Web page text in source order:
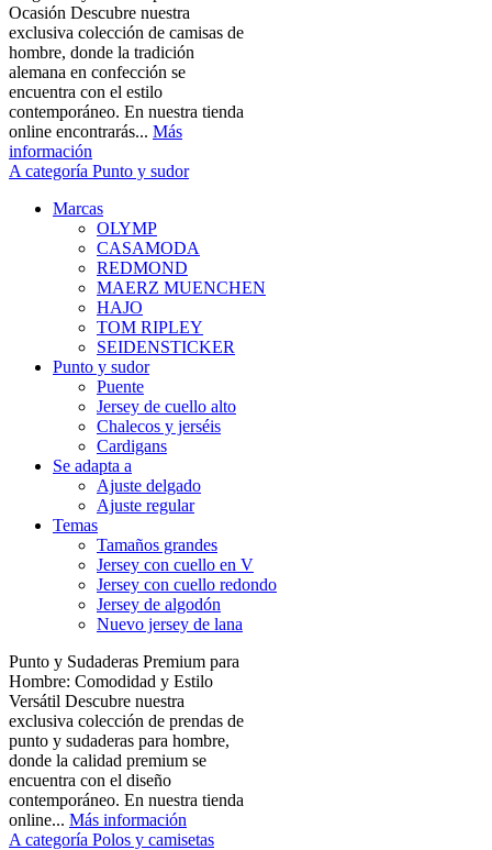
Ocasión Descubre nuestra
exclusiva colección de camisas de
hombre, donde la tradición
alemana en confección se
encuentra con el estilo
contemporáneo. En nuestra tienda
online encontrarás... Más
información
A categoría Punto y sudor
Marcas
OLYMP
CASAMODA
REDMOND
MAERZ MUENCHEN
HAJO
TOM RIPLEY
SEIDENSTICKER
Punto y sudor
Puente
Jersey de cuello alto
Chalecos y jerséis
Cardigans
Se adapta a
Ajuste delgado
Ajuste regular
Temas
Tamaños grandes
Jersey con cuello en V
Jersey con cuello redondo
Jersey de algodón
Nuevo jersey de lana
Punto y Sudaderas Premium para
Hombre: Comodidad y Estilo
Versátil Descubre nuestra
exclusiva colección de prendas de
punto y sudaderas para hombre,
donde la calidad premium se
encuentra con el diseño
contemporáneo. En nuestra tienda
online... Más información
A categoría Polos y camisetas